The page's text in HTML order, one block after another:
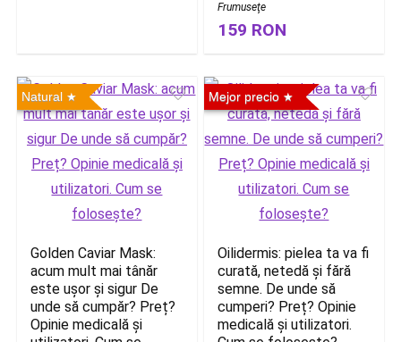
Frumuseţe
159 RON
Natural
Golden Caviar Mask:
acum mult mai tânăr
este ușor și sigur De
unde să cumpăr? Preț?
Opinie medicală și
Mejor precio
Oilidermis: pielea ta va fi
curată, netedă și fără
semne. De unde să
cumperi? Preț? Opinie
medicală și utilizatori.